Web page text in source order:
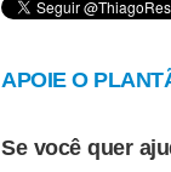
APOIE O
Se você quer